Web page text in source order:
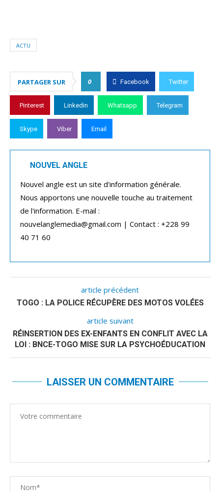
ACTU
PARTAGER SUR 0 Facebook Twitter
Pinterest Linkedin Whatsapp Telegram
Skype Viber Email
NOUVEL ANGLE
Nouvel angle est un site d'information générale.
Nous apportons une nouvelle touche au traitement
de l'information. E-mail :
nouvelanglemedia@gmail.com | Contact : +228 99
40 71 60
article précédent
TOGO : LA POLICE RÉCUPÈRE DES MOTOS VOLÉES
article suivant
RÉINSERTION DES EX-ENFANTS EN CONFLIT AVEC LA
LOI : BNCE-TOGO MISE SUR LA PSYCHOÉDUCATION
LAISSER UN COMMENTAIRE